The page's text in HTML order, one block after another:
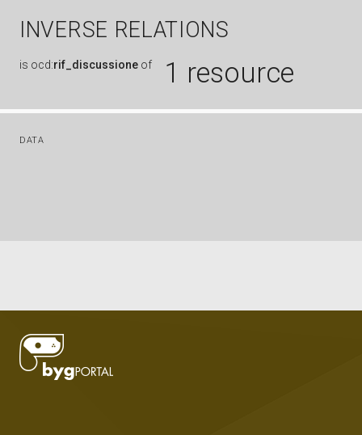
INVERSE RELATIONS
is ocd:rif_discussione of 1 resource
DATA